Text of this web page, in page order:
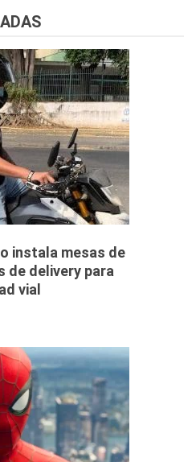
instala mesas de
de delivery para
vial